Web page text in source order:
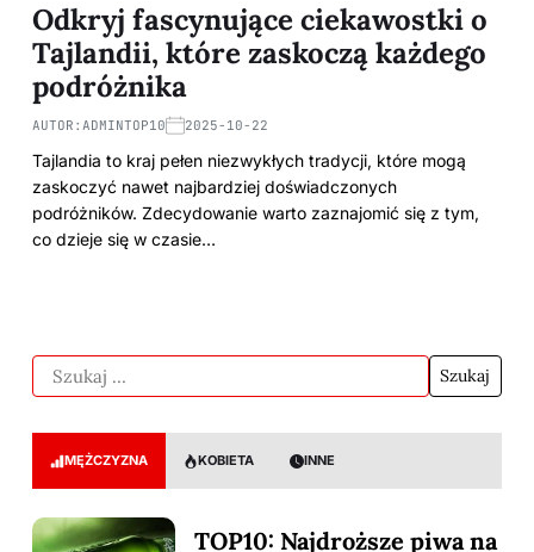
Odkryj fascynujące ciekawostki o
Tajlandii, które zaskoczą każdego
podróżnika
AUTOR: ADMINTOP10 2025-10-22
Tajlandia to kraj pełen niezwykłych tradycji, które mogą
zaskoczyć nawet najbardziej doświadczonych
podróżników. Zdecydowanie warto zaznajomić się z tym,
co dzieje się w czasie…
MĘŻCZYZNA KOBIETA INNE
TOP10: Najdroższe piwa na